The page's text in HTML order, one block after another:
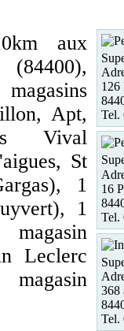
aux
(84400),
Apt,
Vival
St
1
1
Leclerc
126
Tel.
16
Tel.
368
Tel.